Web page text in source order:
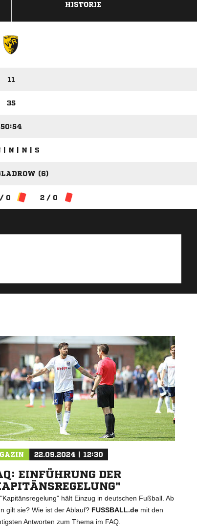
HISTORIE
11
35
50:54
| N | N | S
(6)
0 2 / 0
22.09.2024 | 12:30
EINFÜHRUNG DER
hält Einzug in deutschen Fußball. Ab
gilt sie? Wie ist der Ablauf? FUSSBALL.de mit den
Antworten zum Thema im FAQ.